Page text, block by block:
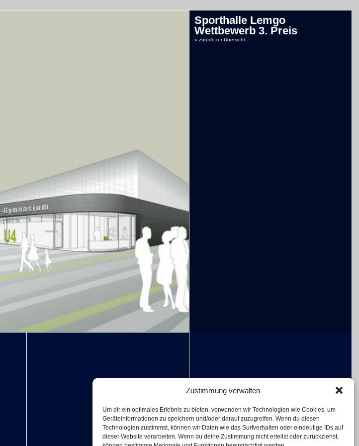
Zustimmung verwalten
Um dir ein optimales Erlebnis zu bieten, verwenden wir Technologien wie Cookies, um
Geräteinformationen zu speichern und/oder darauf zuzugreifen. Wenn du diesen
Technologien zustimmst, können wir Daten wie das Surfverhalten oder eindeutige IDs auf
dieser Website verarbeiten. Wenn du deine Zustimmung nicht erteilst oder zurückziehst,
Sporthalle Lemgo
Wettbewerb 3. Preis
« zurück zur Übersicht